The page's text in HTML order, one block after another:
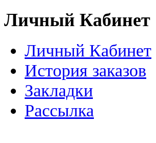
Личный Кабинет
Личный Кабинет
История заказов
Закладки
Рассылка